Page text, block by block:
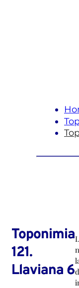
Toponimia
121.
Llaviana 6